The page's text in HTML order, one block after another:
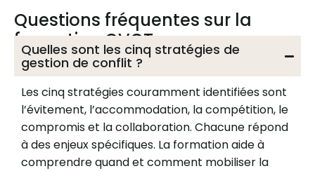
Questions fréquentes sur la
formation QVCT
Quelles sont les cinq stratégies de
gestion de conflit ?
Les cinq stratégies couramment identifiées sont
l’évitement, l’accommodation, la compétition, le
compromis et la collaboration. Chacune répond
à des enjeux spécifiques. La formation aide à
comprendre quand et comment mobiliser la